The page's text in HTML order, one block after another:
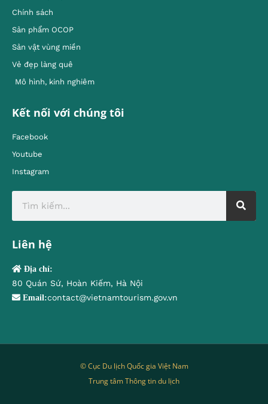
Chính sách
Sản phẩm OCOP
Sản vật vùng miền
Vẻ đẹp làng quê
Mô hình, kinh nghiêm
Kết nối với chúng tôi
Facebook
Youtube
Instagram
Liên hệ
Địa chỉ:
80 Quán Sứ, Hoàn Kiếm, Hà Nội
Email:contact@vietnamtourism.gov.vn
© Cục Du lịch Quốc gia Việt Nam
Trung tâm Thông tin du lịch